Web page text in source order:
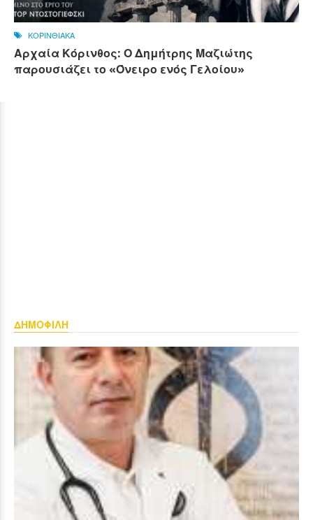
ΚΟΡΙΝΘΙΑΚΑ
Αρχαία Κόρινθος: Ο Δημήτρης Μαζιώτης
παρουσιάζει το «Όνειρο ενός Γελοίου»
ΔΗΜΟΦΙΛΗ